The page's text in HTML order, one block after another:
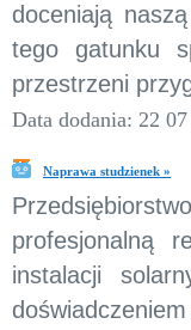
doceniają
tego gatunku
przestrzeni
Data dodania: 22
Naprawa studzienek »
profesjonalną
instalacji